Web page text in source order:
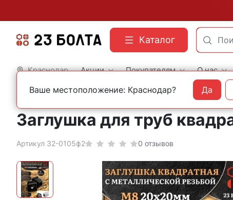
Каталог
Краснодар Акции Покупателям О нас
Главная Фасованный крепеж Пластиковая фурнитура
Заглушка для труб
Артикул 32-0105ф2 0 отзывов
Ваше местоположение: Краснодар? Да